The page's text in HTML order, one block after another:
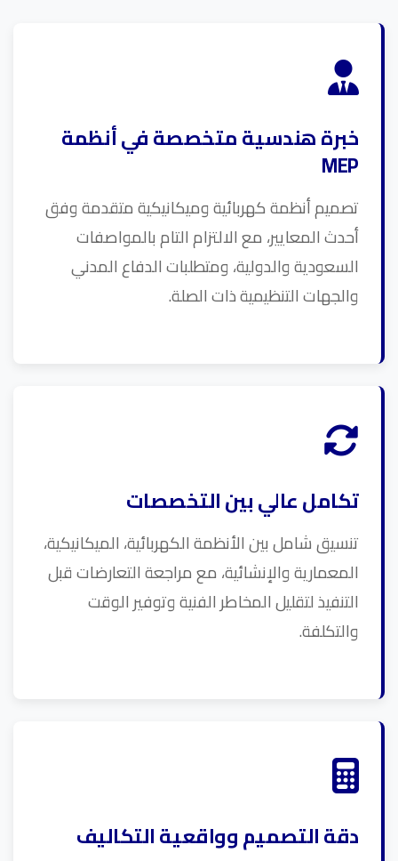
خبرة هندسية متخصصة في أنظمة
MEP
تصميم أنظمة كهربائية وميكانيكية متقدمة وفق
أحدث المعايير، مع الالتزام التام بالمواصفات
السعودية والدولية، ومتطلبات الدفاع المدني
والجهات التنظيمية ذات الصلة.
تكامل عالي بين التخصصات
تنسيق شامل بين الأنظمة الكهربائية، الميكانيكية،
المعمارية والإنشائية، مع مراجعة التعارضات قبل
التنفيذ لتقليل المخاطر الفنية وتوفير الوقت
والتكلفة.
دقة التصميم وواقعية التكاليف